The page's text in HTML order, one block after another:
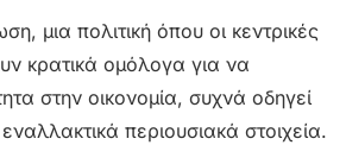
μια πολιτική όπου οι κεντρικές
κρατικά ομόλογα για να
στην οικονομία, συχνά οδηγεί
περιουσιακά στοιχεία.